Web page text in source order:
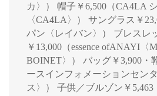
カ〉） 帽子￥6,500（CA4LA
〈CA4LA〉） サングラス￥
パン〈レイバン〉） ブレスレ
￥13,000（essence ofANAYI〈
BOINET〉） バッグ￥3,900・
ースインフォメーションセン
ス〉） 子供／ブルゾン￥5,463